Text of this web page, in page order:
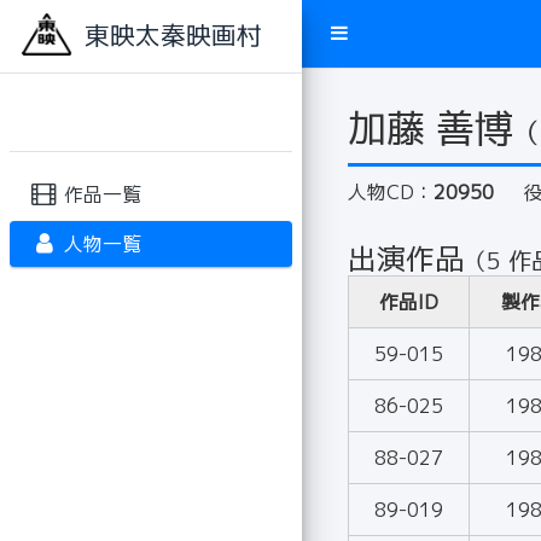
東映太秦映画村
作品一覧
人物一覧
加藤 善博
人物CD： 20950
出演作品 （5 作
作品ID 製
59-015
86-025
88-027
89-019